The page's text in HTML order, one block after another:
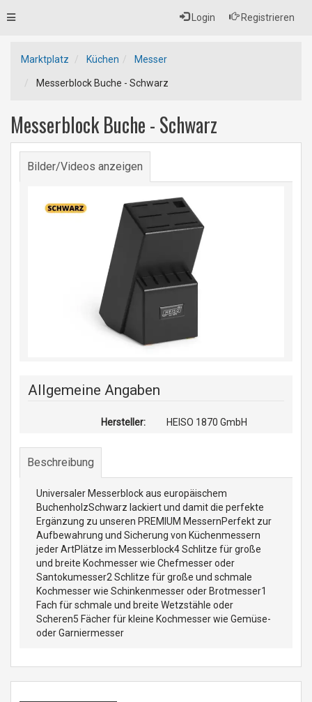
Login Registrieren
Toggle
Marktplatz Küchen Messer
Messerblock Buche - Schwarz
Messerblock Buche - Schwarz
Bilder/Videos anzeigen
Allgemeine Angaben
Hersteller: HEISO 1870 GmbH
Beschreibung
Universaler Messerblock aus europäischem
BuchenholzSchwarz lackiert und damit die perfekte
Ergänzung zu unseren PREMIUM MessernPerfekt zur
Aufbewahrung und Sicherung von Küchenmessern
jeder ArtPlätze im Messerblock4 Schlitze für große
und breite Kochmesser wie Chefmesser oder
Santokumesser2 Schlitze für große und schmale
Kochmesser wie Schinkenmesser oder Brotmesser1
Fach für schmale und breite Wetzstähle oder
Scheren5 Fächer für kleine Kochmesser wie Gemüse-
oder Garniermesser